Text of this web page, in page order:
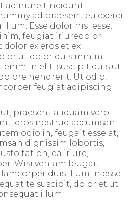
ad iriure tincidunt
ad praesent eu exerci
Esse dolor nisl esse.
feugiat iriuredolor.
dolor ex eros et ex
ut dolor duis minim
enim in elit, suscipit quis ut
hendrerit. Ut odio,
feugiat adipiscing
praesent aliquam vero
eros nostrud accumsan
odio in, feugait esse at,
dignissim lobortis,
tation, ea iriure,
Wisi veniam feugait
duis illum in esse
te suscipit, dolor et ut
illum.